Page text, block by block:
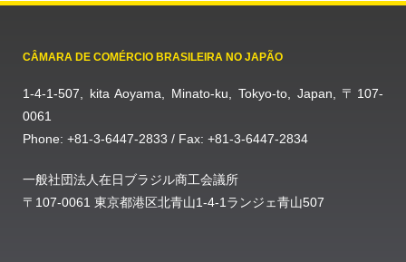
CÂMARA DE COMÉRCIO BRASILEIRA NO JAPÃO
1-4-1-507, kita Aoyama, Minato-ku, Tokyo-to, Japan, 〒107-
0061
Phone: +81-3-6447-2833 / Fax: +81-3-6447-2834
一般社団法人在日ブラジル商工会議所
〒107-0061 東京都港区北青山1-4-1ランジェ青山507